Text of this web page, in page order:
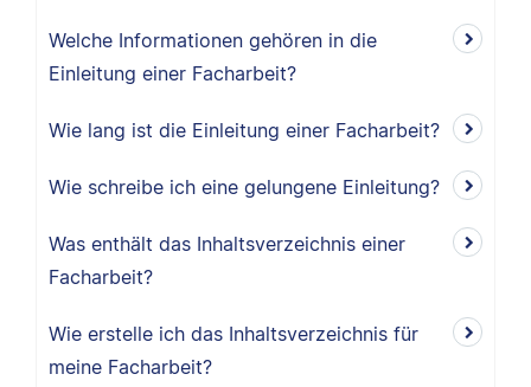
Welche Informationen gehören in die
Einleitung einer Facharbeit?
Wie lang ist die Einleitung einer Facharbeit?
Wie schreibe ich eine gelungene Einleitung?
Was enthält das Inhaltsverzeichnis einer
Facharbeit?
Wie erstelle ich das Inhaltsverzeichnis für
meine Facharbeit?